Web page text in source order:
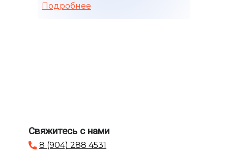
Подробнее
Свяжитесь с нами
8 (904) 288 4531